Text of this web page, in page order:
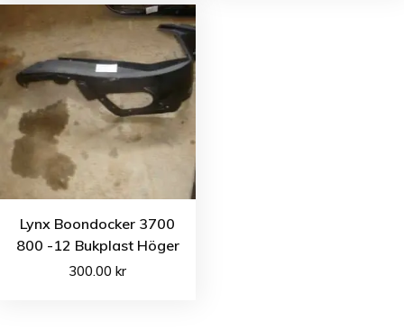
Lynx Boondocker 3700
800 -12 Bukplast Höger
300.00kr